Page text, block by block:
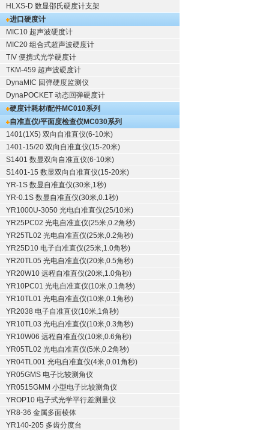
HLXS-D 数显邵氏硬度计支架
进口硬度计
MIC10 超声波硬度计
MIC20 组合式超声波硬度计
TIV 便携式光学硬度计
TKM-459 超声波硬度计
DynaMIC 回弹硬度监测仪
DynaPOCKET 动态回弹硬度计
硬度计耗材/配件MC010系列
自准直仪/平面度检查仪MC030系列
1401(1X5) 双向自准直仪(6-10米)
1401-15/20 双向自准直仪(15-20米)
S1401 数显双向自准直仪(6-10米)
S1401-15 数显双向自准直仪(15-20米)
YR-1S 数显自准直仪(30米,1秒)
YR-0.1S 数显自准直仪(30米,0.1秒)
YR1000U-3050 光电自准直仪(25/10米)
YR25PC02 光电自准直仪(25米,0.2角秒)
YR25TL02 光电自准直仪(25米,0.2角秒)
YR25D10 电子自准直仪(25米,1.0角秒)
YR20TL05 光电自准直仪(20米,0.5角秒)
YR20W10 远程自准直仪(20米,1.0角秒)
YR10PC01 光电自准直仪(10米,0.1角秒)
YR10TL01 光电自准直仪(10米,0.1角秒)
YR2038 电子自准直仪(10米,1角秒)
YR10TL03 光电自准直仪(10米,0.3角秒)
YR10W06 远程自准直仪(10米,0.6角秒)
YR05TL02 光电自准直仪(5米,0.2角秒)
YR04TL001 光电自准直仪(4米,0.01角秒)
YR05GMS 电子比较测角仪
YR0515GMM 小型电子比较测角仪
YROP10 电子式光学平行差测量仪
YR8-36 金属多面棱体
YR140-205 多齿分度台